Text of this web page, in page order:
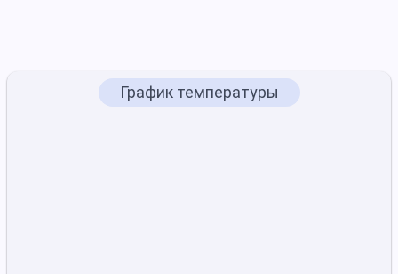
График температуры